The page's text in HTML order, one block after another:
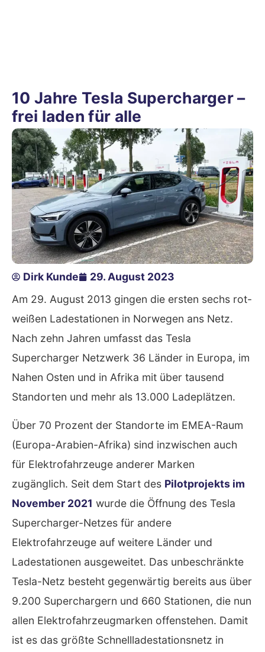
10 Jahre Tesla Supercharger –
frei laden für alle
Dirk Kunde
29. August 2023
Am 29. August 2013 gingen die ersten sechs rot-
weißen Ladestationen in Norwegen ans Netz.
Nach zehn Jahren umfasst das Tesla
Supercharger Netzwerk 36 Länder in Europa, im
Nahen Osten und in Afrika mit über tausend
Standorten und mehr als 13.000 Ladeplätzen.
Über 70 Prozent der Standorte im EMEA-Raum
(Europa-Arabien-Afrika) sind inzwischen auch
für Elektrofahrzeuge anderer Marken
zugänglich. Seit dem Start des Pilotprojekts im
November 2021 wurde die Öffnung des Tesla
Supercharger-Netzes für andere
Elektrofahrzeuge auf weitere Länder und
Ladestationen ausgeweitet. Das unbeschränkte
Tesla-Netz besteht gegenwärtig bereits aus über
9.200 Superchargern und 660 Stationen, die nun
allen Elektrofahrzeugmarken offenstehen. Damit
ist es das größte Schnellladestationsnetz in